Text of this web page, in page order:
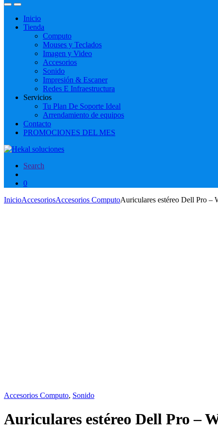
Inicio
Tienda
Computo
Mouses y Teclados
Imagen y Video
Accesorios
Sonido
Impresión & Escaner
Redes E Infraestructura
Servicios
Tu Plan De Soporte Ideal
Arrendamiento de equipos
Contacto
PROMOCIONES DEL MES
Search
0
InicioAccesoriosAccesorios ComputoAuriculares estéreo Dell Pro –
Accesorios Computo, Sonido
Auriculares estéreo Dell Pro –